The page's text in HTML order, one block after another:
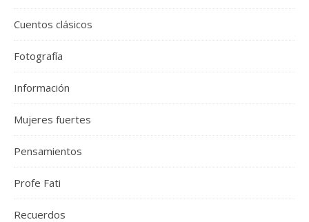
Cuentos clásicos
Fotografía
Información
Mujeres fuertes
Pensamientos
Profe Fati
Recuerdos